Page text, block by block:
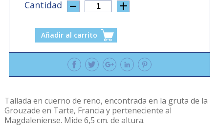
Cantidad 1
Añadir al carrito
Tallada en cuerno de reno, encontrada en la gruta de la
Grouzade en Tarte, Francia y perteneciente al
Magdaleniense. Mide 6,5 cm. de altura.